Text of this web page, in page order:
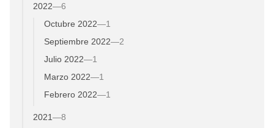
2022—6
Octubre 2022—1
Septiembre 2022—2
Julio 2022—1
Marzo 2022—1
Febrero 2022—1
2021—8